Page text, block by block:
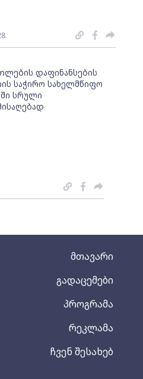
მთავარი
გადაცემები
პროგრამა
რეკლამა
ჩვენ შესახებ
დაფინანსების
საჭირო სახელმწიფო
სრული